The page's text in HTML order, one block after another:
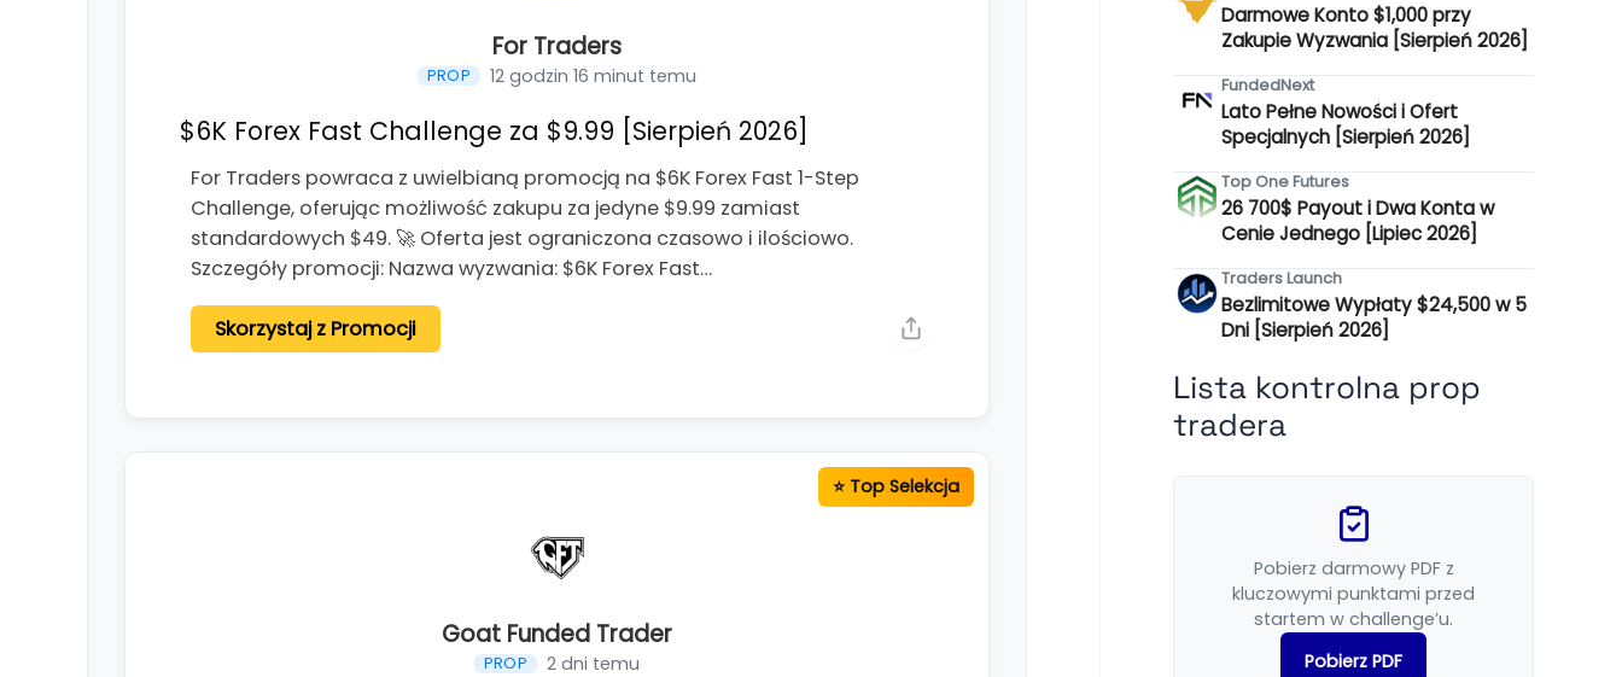
For Traders
PROP 12 godzin 16 minut temu
$6K Forex Fast Challenge za $9.99 [Sierpień 2026]
For Traders powraca z uwielbianą promocją na $6K Forex Fast 1-Step
Challenge, oferując możliwość zakupu za jedyne $9.99 zamiast
standardowych $49. 🚀 Oferta jest ograniczona czasowo i ilościowo.
Szczegóły promocji: Nazwa wyzwania: $6K Forex Fast…
Skorzystaj z Promocji
Goat Funded Trader
PROP 2 dni temu
Darmowe Konto $1,000 przy
Zakupie Wyzwania [Sierpień 2026]
FundedNext
Lato Pełne Nowości i Ofert
Specjalnych [Sierpień 2026]
Top One Futures
26 700$ Payout i Dwa Konta w
Cenie Jednego [Lipiec 2026]
Traders Launch
Bezlimitowe Wypłaty $24,500 w 5
Dni [Sierpień 2026]
Lista kontrolna prop
tradera
Pobierz darmowy PDF z
kluczowymi punktami przed
startem w challenge’u.
Pobierz PDF